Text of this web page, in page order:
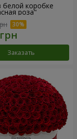
белой коробке
роза"
Заказать